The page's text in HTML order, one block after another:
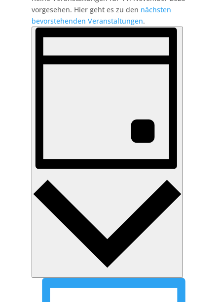
vorgesehen. Hier geht es zu den nächsten
bevorstehenden Veranstaltungen.
Ansichten-
Veranstaltung
Ansichten-
Navigation